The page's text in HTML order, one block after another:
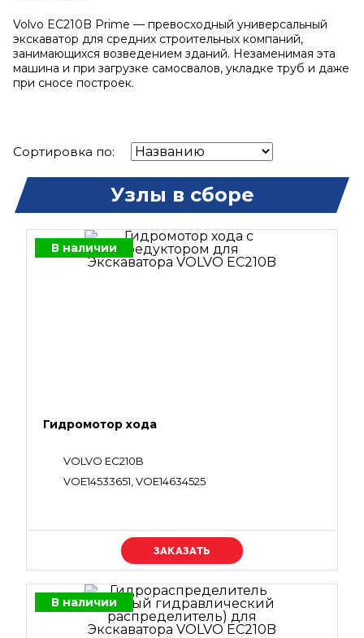
Volvo EC210B Prime — превосходный универсальный
экскаватор для средних строительных компаний,
занимающихся возведением зданий. Незаменимая эта
машина и при загрузке самосвалов, укладке труб и даже
при сносе построек.
Сортировка по:
Узлы в сборе
В наличии
Гидромотор хода
VOLVO EC210B
VOE14533651, VOE14634525
Уточняйте цену
В наличии